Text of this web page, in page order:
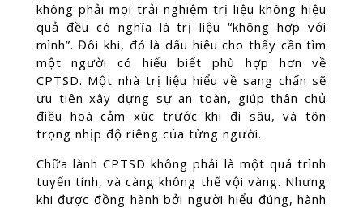
không phải mọi trải nghiệm trị liệu không hiệu
quả đều có nghĩa là trị liệu “không hợp với
mình”. Đôi khi, đó là dấu hiệu cho thấy cần tìm
một người có hiểu biết phù hợp hơn về
CPTSD. Một nhà trị liệu hiểu về sang chấn sẽ
ưu tiên xây dựng sự an toàn, giúp thân chủ
điều hoà cảm xúc trước khi đi sâu, và tôn
trọng nhịp độ riêng của từng người.
Chữa lành CPTSD không phải là một quá trình
tuyến tính, và càng không thể vội vàng. Nhưng
khi được đồng hành bởi người hiểu đúng, hành